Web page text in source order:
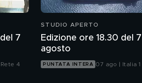
7
4
STUDIO APERTO
Edizione ore 18.30 del 7
agosto
PUNTATA INTERA 07 ago | Italia 1